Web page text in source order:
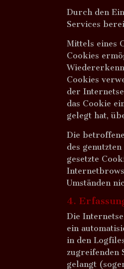
Durch den
Services
Mittels eines
Cookies
Cookies
der
das Cookie
gelegt hat,
Die
des
gesetzte
Umständen
4.
Die
ein
in den
zugreifenden
gelangt